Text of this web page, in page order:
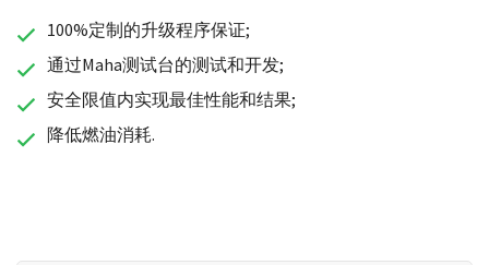
100%定制的升级程序保证;
通过Maha测试台的测试和开发;
安全限值内实现最佳性能和结果;
降低燃油消耗.